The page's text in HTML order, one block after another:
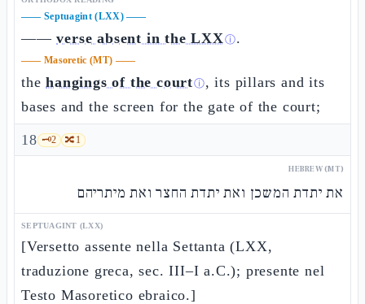
—— Septuagint (LXX)——
——verse absent in the LXXⓘ.
—— Masoretic (MT) ——
thehangings of the courtⓘ, its pillars and its
bases and the screen for the gate of the court;
18 🗝️2 🔀1
HEBREW (MT)
את יתדת המשכן ואת יתדת החצר ואת מיתריהם
SEPTUAGINT (LXX)
[Versetto assente nella Settanta (LXX,
traduzione greca, sec. III–I a.C.); presente nel
Testo Masoretico ebraico.]